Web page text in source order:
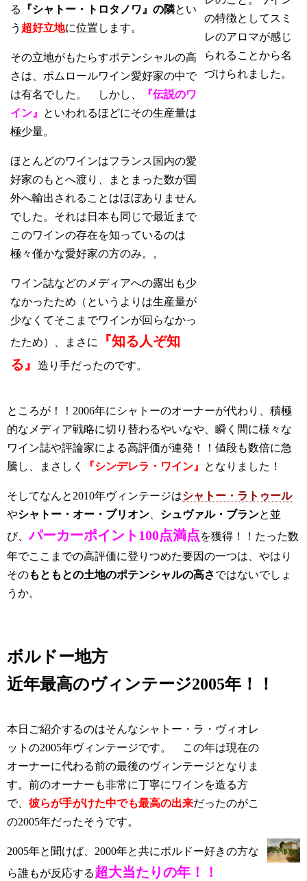
る 『シャトー・トロタノワ』の隣とい
う 超好立地に位置します。
その立地がもたらすポテンシャルの高
さは、ポムロールワイン愛好家の中で
は有名でした。 しかし、
『伝説のワ
イン』
といわれるほどにその生産量は
極少量。
ほとんどのワインはフランス国内の愛
好家のもとへ渡り、まとまった数が国
外へ輸出されることはほぼありません
でした。それは日本も同じで最近まで
このワインの存在を知っているのは
極々僅かな愛好家の方のみ。。
ワイン誌などのメディアへの露出も少
なかったため（というよりは生産量が
少なくてそこまでワインが回らなかっ
たため）、まさに
『知る人ぞ知
る』
造り手だったのです。
の特徴としてスミ
レのアロマが感じ
られることから名
づけられました。
ところが！！2006年にシャトーのオーナーが代わり、積極
的なメディア戦略に切り替わるやいなや、瞬く間に様々な
ワイン誌や評論家による高評価が連発！！値段も数倍に急
騰し、まさしく
『シンデレラ・ワイン』 となりました！
そしてなんと2010年ヴィンテージはシャトー・ラトゥール
やシャトー・オー・ブリオン シュヴァル・ブランと並
び、パーカーポイント100点満点を獲得！！たった数
年でここまでの高評価に登りつめた要因の一つは、やはり
そのもともとの土地のポテンシャルの高さではないでしょ
うか。
ボルドー地方
近年最高のヴィンテージ2005年！！
本日ご紹介するのはそんなシャトー・ラ・ヴィオレ
ットの2005年ヴィンテージです。 この年は現在の
オーナーに代わる前の最後のヴィンテージとなりま
す。前のオーナーも非常に丁寧にワインを造る方
で、 彼らが手がけた中でも最高の出来だったのがこ
の2005年だったそうです。
2005年と聞けば、2000年と共にボルドー好きの方な
ら誰もが反応する超大当たりの年！！